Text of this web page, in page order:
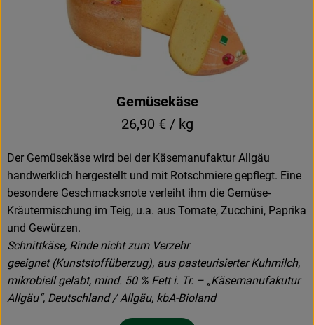
Gemüsekäse
26,90 € / kg
Der Gemüsekäse wird bei der Käsemanufaktur Allgäu
handwerklich hergestellt und mit Rotschmiere gepflegt. Eine
besondere Geschmacksnote verleiht ihm die Gemüse-
Kräutermischung im Teig, u.a. aus Tomate, Zucchini, Paprika
und Gewürzen.
Schnittkäse, Rinde nicht zum Verzehr
geeignet (Kunststoffüberzug), aus pasteurisierter Kuhmilch,
mikrobiell gelabt, mind. 50 % Fett i. Tr. – „Käsemanufakutur
Allgäu“, Deutschland / Allgäu, kbA-Bioland